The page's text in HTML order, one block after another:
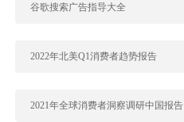
谷歌搜索广告指导大全
2022年北美Q1消费者趋势报告
2021年全球消费者洞察调研中国报告